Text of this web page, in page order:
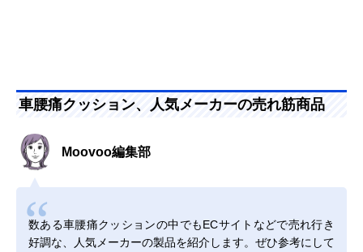
車腰痛クッション、人気メーカーの売れ筋商品
Moovoo編集部
数ある車腰痛クッションの中でもECサイトなどで売れ行き
好調な、人気メーカーの製品を紹介します。ぜひ参考にして